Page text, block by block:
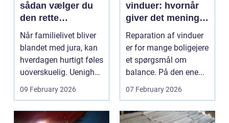
sådan vælger du
den rette
familieretsadvokat
Når familielivet bliver
blandet med jura, kan
hverdagen hurtigt føles
uoverskuelig. Uenighed
om børn...
09 February 2026
vinduer: hvornår
giver det mening,
og hvad skal du
vælge?
Reparation af vinduer
er for mange boligejere
et spørgsmål om
balance. På den ene...
07 February 2026